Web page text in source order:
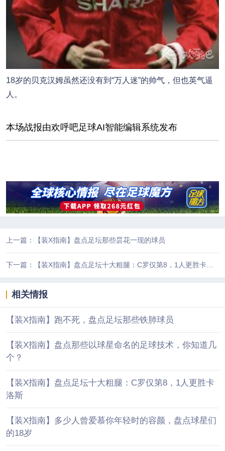
18岁的贝克汉姆虽然还没有到“万人迷”的帅气，但也英气逼
人。
本场战报由欢呼吧足球AI智能编辑系统发布
上一篇：【装X指南】盘点足坛那些昙花一现的球员
下一篇：【装X指南】盘点足坛十大粗腿：C罗仅第8，1人更胜卡洛斯
相关情报
【装X指南】跑不死，盘点足坛那些铁肺球员
【装X指南】盘点那些以球星命名的足球技术，你知道几
个？
【装X指南】盘点足坛十大粗腿：C罗仅第8，1人更胜卡
洛斯
【装X指南】多少人曾爱慕你年轻时的容颜，盘点球星们
的18岁